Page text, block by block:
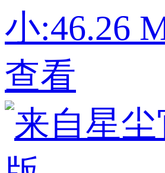
小:46.26
查看